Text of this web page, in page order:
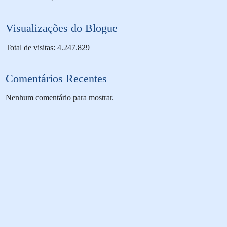
Visualizações do Blogue
Total de visitas: 4.247.829
Comentários Recentes
Nenhum comentário para mostrar.